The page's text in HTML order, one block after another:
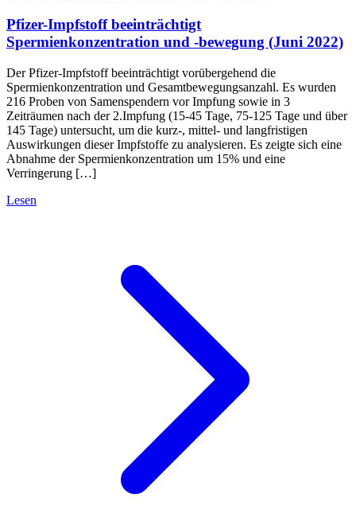
Pfizer-Impfstoff beeinträchtigt
Spermienkonzentration und -bewegung (Juni 2022)
Der Pfizer-Impfstoff beeinträchtigt vorübergehend die
Spermienkonzentration und Gesamtbewegungsanzahl. Es wurden
216 Proben von Samenspendern vor Impfung sowie in 3
Zeiträumen nach der 2.Impfung (15-45 Tage, 75-125 Tage und über
145 Tage) untersucht, um die kurz-, mittel- und langfristigen
Auswirkungen dieser Impfstoffe zu analysieren. Es zeigte sich eine
Abnahme der Spermienkonzentration um 15% und eine
Verringerung […]
Lesen